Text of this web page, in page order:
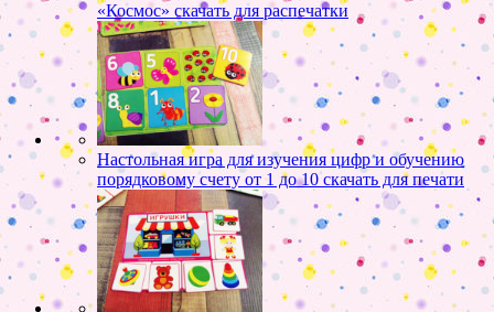
«Космос» скачать для распечатки
Настольная игра для изучения цифр и обучению
порядковому счету от 1 до 10 скачать для печати